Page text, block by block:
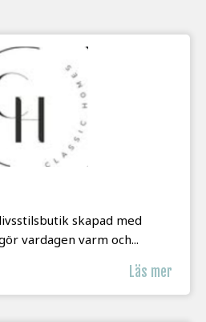
skapad med
vardagen varm och...
Läs mer